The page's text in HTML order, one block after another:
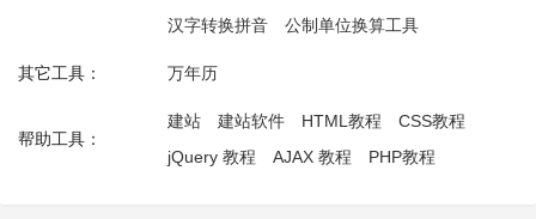
汉字转换拼音
公制单位换算工具
其它工具： 万年历
帮助工具：
建站 建站软件 HTML教程
CSS教程
jQuery 教程
AJAX 教程 PHP教程